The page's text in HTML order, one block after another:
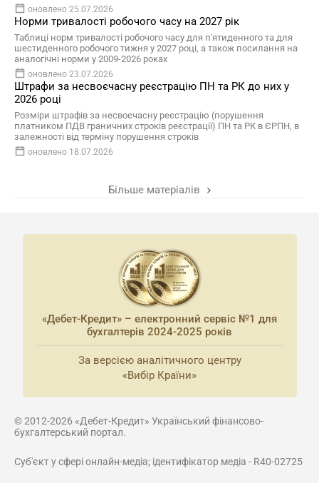
оновлено 25.07.2026
Норми тривалості робочого часу на 2027 рік
Таблиці норм тривалості робочого часу для п'ятиденного та для
шестиденного робочого тижня у 2027 році, а також посилання на
аналогічні норми у 2009-2026 роках
оновлено 23.07.2026
Штрафи за несвоєчасну реєстрацію ПН та РК до них у
2026 році
Розміри штрафів за несвоєчасну реєстрацію (порушення
платником ПДВ граничних строків реєстрації) ПН та РК в ЄРПН, в
залежності від терміну порушення строків
оновлено 18.07.2026
Більше матеріалів
«Дебет-Кредит» – електронний сервіс №1 для
бухгалтерів 2024-2025 років
За версією аналітичного центру
«Вибір Країни»
© 2012-2026 «Дебет-Кредит» Український фінансово-
бухгалтерський портал.
Суб'єкт у сфері онлайн-медіа; ідентифікатор медіа - R40-02725